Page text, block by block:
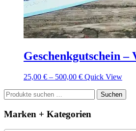
Geschenkgutschein –
25,00 € – 500,00 € Quick View
Suchen
nach:
Suchen
Marken + Kategorien